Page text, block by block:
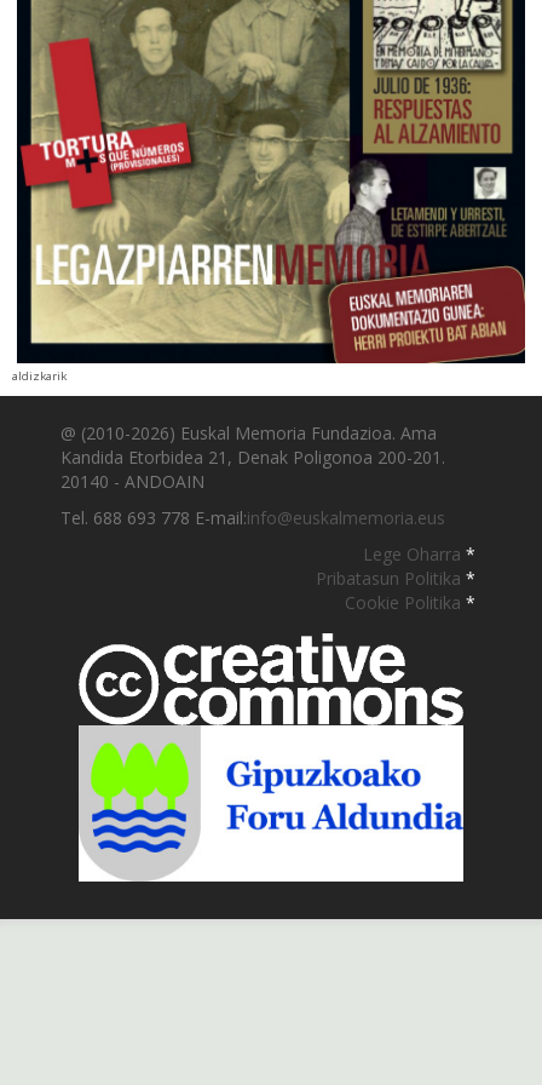
aldizkarik
@ (2010-2026) Euskal Memoria Fundazioa. Ama
Kandida Etorbidea 21, Denak Poligonoa 200-201.
20140 - ANDOAIN
Tel. 688 693 778 E-mail:info@euskalmemoria.eus
Lege Oharra *
Pribatasun Politika *
Cookie Politika *